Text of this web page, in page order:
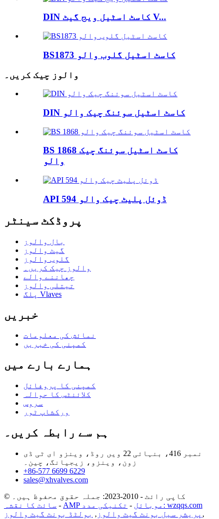
DIN کاسٹ اسٹیل ویج گیٹ V...
BS1873 کاسٹ اسٹیل گلوب والو
والوز چیک کریں۔
DIN کاسٹ اسٹیل سوئنگ چیک والو
BS 1868 کاسٹ اسٹیل سوئنگ چیک
والو
API 594 ڈوئل پلیٹ چیک والو
پروڈکٹ سینٹر
بال والوز
گیٹ والوز
گلوب والوز
والوز چیک کریں۔
چھاننے والے
تیتلی والوز
پلگ Vlaves
خبریں
نمائش کی معلومات
کمپنی کی خبریں
ہمارے بارے میں
کمپنی کا پروفائل
کلائنٹس کا حوالہ
سروس
ورکشاپ ٹور
ہم سے رابطہ کریں۔
نمبر 416، بنہائی 22 ویں روڈ، وینزو ای ٹی ڈی
زون، وینزو، زیجیانگ، چین۔
+86-577 6699 6229
sales@xhvalves.com
© کاپی رائٹ - 2010-2023: جملہ حقوق محفوظ ہیں۔
سائٹ کا نقشہ - AMP موبائل -
تکنیکی مدد: wzqqs.com
پریشر سیل بونٹ گیٹ والوز , بولٹڈ بونٹ گیٹ والوز
,